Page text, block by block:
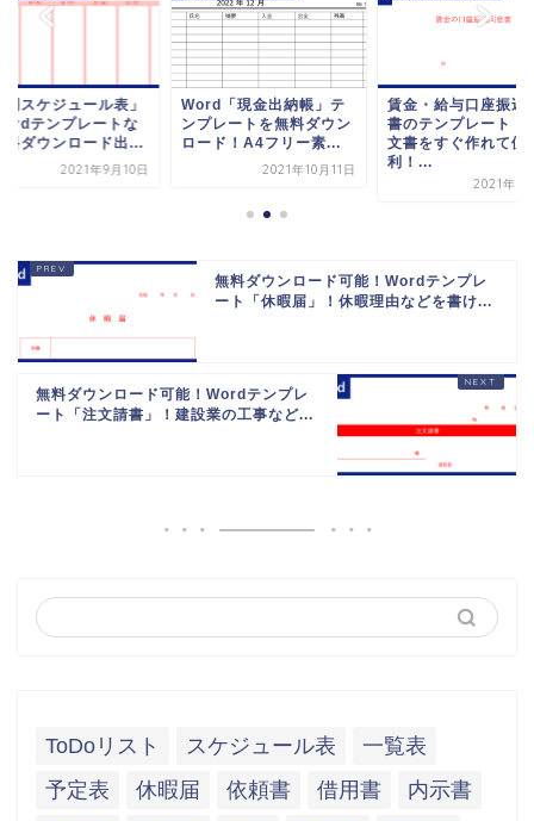
間スケジュール表」
テンプレートな
料ダウンロード出...
2021年9月10日
Word「現金出納帳」テ
ンプレートを無料ダウン
ロード！A4フリー素...
2021年10月11日
賃金・給与口座振込
書のテンプレート！
文書をすぐ作れて便
利！...
2021年8
無料ダウンロード可能！Wordテンプレ
ート「休暇届」！休暇理由などを書け...
無料ダウンロード可能！Wordテンプレ
ート「注文請書」！建設業の工事など...
ToDoリスト スケジュール表
一覧表
予定表
休暇届 依頼書 借用書
内示書